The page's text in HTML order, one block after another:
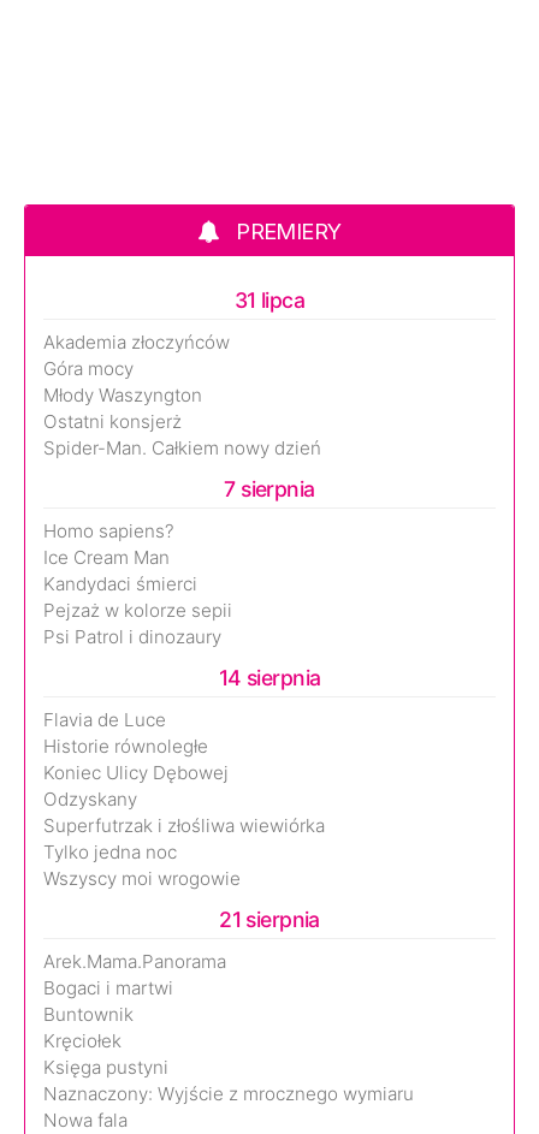
PREMIERY
31 lipca
Akademia złoczyńców
Góra mocy
Młody Waszyngton
Ostatni konsjerż
Spider-Man. Całkiem nowy dzień
7 sierpnia
Homo sapiens?
Ice Cream Man
Kandydaci śmierci
Pejzaż w kolorze sepii
Psi Patrol i dinozaury
14 sierpnia
Flavia de Luce
Historie równoległe
Koniec Ulicy Dębowej
Odzyskany
Superfutrzak i złośliwa wiewiórka
Tylko jedna noc
Wszyscy moi wrogowie
21 sierpnia
Arek.Mama.Panorama
Bogaci i martwi
Buntownik
Kręciołek
Księga pustyni
Naznaczony: Wyjście z mrocznego wymiaru
Nowa fala